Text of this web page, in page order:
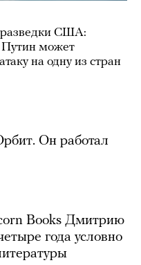
США:
Путин может
на одну из стран
Он работал
Books Дмитрию
года условно